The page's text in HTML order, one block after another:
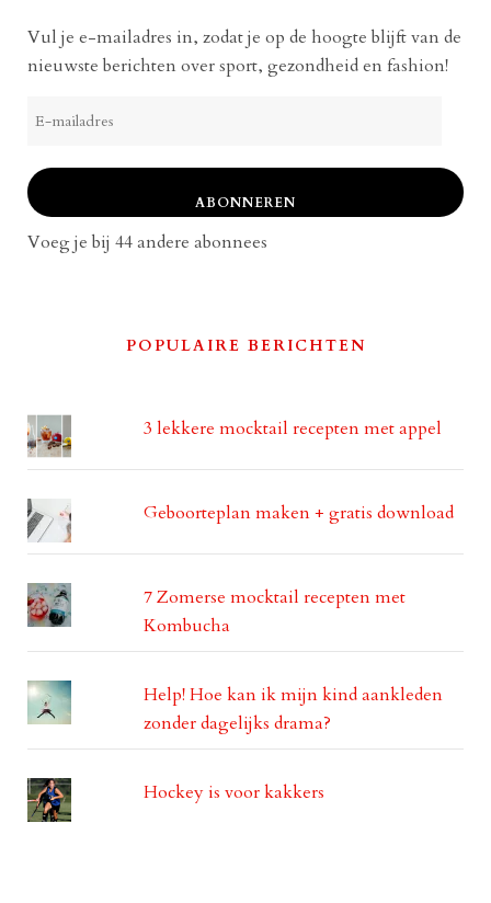
Vul je e-mailadres in, zodat je op de hoogte blijft van de
nieuwste berichten over sport, gezondheid en fashion!
mailadres
ABONNEREN
Voeg je bij 44 andere abonnees
POPULAIRE BERICHTEN
3 lekkere mocktail recepten met appel
Geboorteplan maken + gratis download
7 Zomerse mocktail recepten met
Kombucha
Help! Hoe kan ik mijn kind aankleden
zonder dagelijks drama?
Hockey is voor kakkers